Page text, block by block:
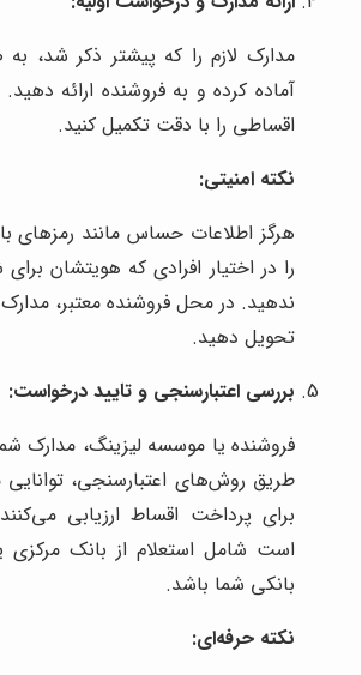
مدارک لازم را که پیشتر ذکر شد،
آماده کرده و به فروشنده ارائه
اقساطی را با دقت تکمیل کنید.
نکته امنیتی:
هرگز اطلاعات حساس مانند رمزهای
را در اختیار افرادی که هویتشان
ندهید. در محل فروشنده معتبر،
تحویل دهید.
بررسی اعتبارسنجی و تایید درخواست:
فروشنده یا موسسه لیزینگ، مدارک
طریق روش‌های اعتبارسنجی، توانایی
برای پرداخت اقساط ارزیابی
است شامل استعلام از بانک
بانکی شما باشد.
نکته حرفه‌ای: